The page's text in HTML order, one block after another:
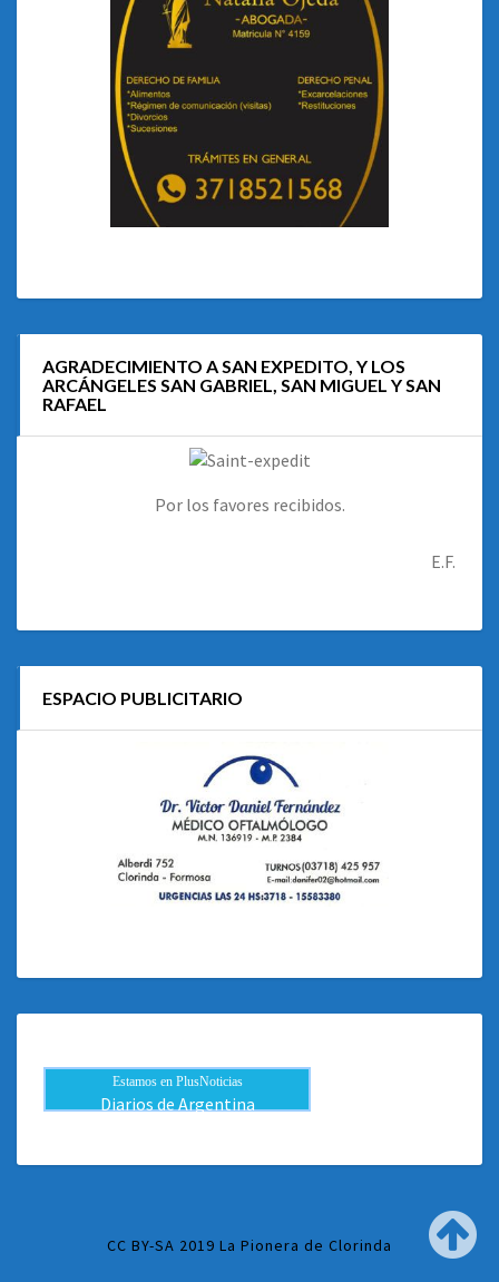
AGRADECIMIENTO A SAN EXPEDITO, Y LOS
ARCÁNGELES SAN GABRIEL, SAN MIGUEL Y SAN
RAFAEL
Por los favores recibidos.
E.F.
ESPACIO PUBLICITARIO
Estamos en PlusNoticias
Diarios de Argentina
CC BY-SA 2019 La Pionera de Clorinda